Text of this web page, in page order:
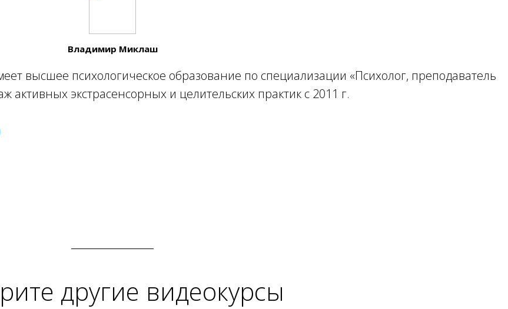
Владимир Миклаш
высшее психологическое образование по специализации «Психолог, преподаватель
активных экстрасенсорных и целительских практик с 2011 г.
другие видеокурсы